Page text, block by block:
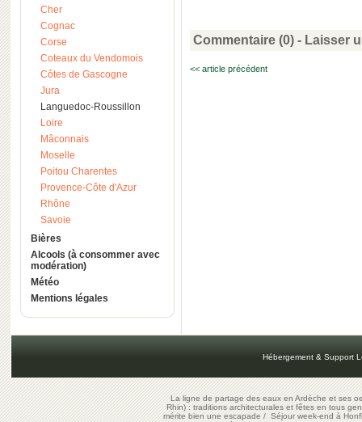
Cher
Cognac
Corse
Coteaux du Vendomois
Côtes de Gascogne
Jura
Languedoc-Roussillon
Loire
Mâconnais
Moselle
Poitou Charentes
Provence-Côte d'Azur
Rhône
Savoie
Bières
Alcools (à consommer avec
modération)
Météo
Mentions légales
Commentaire (0) - Laisser
<< article précédent
Hébergement & Support
La ligne de partage des eaux en Ardèche et ses
Rhin) : traditions architecturales et fêtes en tous
mérite bien une escapade/Séjour week-end à